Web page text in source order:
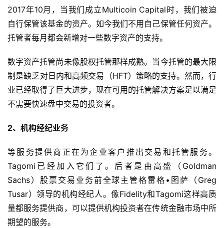
2017年10月，当我们成立Multicoin Capital时，我们被迫
自行保管该基金的资产。如今我们不用自己保管任何资产。
托管者每月都会新增对一些数字资产的支持。
数字资产托管尚未像股权托管那样成熟。当今托管的最大限
制是缺乏对日内和高频交易（HFT）策略的支持。然而，行
业已经取得了巨大进步，现在可用的托管解决方案足以满足
不需要快速盘中交易的投资者。
2、机构经纪业务
等服务提供商正在为企业客户推出交易和托管服务。
Tagomi已经加入它们了。后者是由高盛（Goldman
Sachs）股票交易业务前全球主管格雷格•图萨（Greg
Tusar）领导的机构经纪人。像Fidelity和Tagomi这样高质
量都服务提供商，可以提供机构投资者在传统金融市场中所
期望的服务。